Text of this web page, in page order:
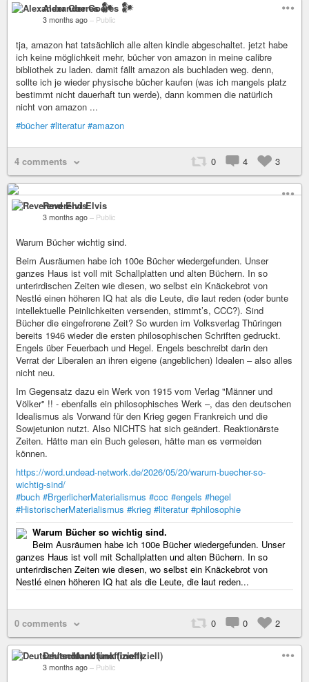
Alexander Goeres 𒀯
3 months ago – Public
tja, amazon hat tatsächlich alle alten kindle abgeschaltet. jetzt habe
ich keine möglichkeit mehr, bücher von amazon in meine calibre
bibliothek zu laden. damit fällt amazon als buchladen weg. denn,
sollte ich je wieder physische bücher kaufen (was ich mangels platz
bestimmt nicht dauerhaft tun werde), dann kommen die natürlich
nicht von amazon ...
#bücher #literatur #amazon
4 comments 0 4 3
Reverend Elvis
3 months ago – Public
Warum Bücher wichtig sind.
Beim Ausräumen habe ich 100e Bücher wiedergefunden. Unser
ganzes Haus ist voll mit Schallplatten und alten Büchern. In so
unterirdischen Zeiten wie diesen, wo selbst ein Knäckebrot von
Nestlé einen höheren IQ hat als die Leute, die laut reden (oder bunte
intellektuelle Peinlichkeiten versenden, stimmt’s, CCC?). Sind
Bücher die eingefrorene Zeit? So wurden im Volksverlag Thüringen
bereits 1946 wieder die ersten philosophischen Schriften gedruckt.
Engels über Feuerbach und Hegel. Engels beschreibt darin den
Verrat der Liberalen an ihren eigene (angeblichen) Idealen – also alles
nicht neu.
Im Gegensatz dazu ein Werk von 1915 vom Verlag "Männer und
Völker" !! - ebenfalls ein philosophisches Werk –, das den deutschen
Idealismus als Vorwand für den Krieg gegen Frankreich und die
Sowjetunion nutzt. Also NICHTS hat sich geändert. Reaktionärste
Zeiten. Hätte man ein Buch gelesen, hätte man es vermeiden
können.
https://word.undead-network.de/2026/05/20/warum-buecher-so-
wichtig-sind/
#buch #BrgerlicherMaterialismus #ccc #engels #hegel
#HistorischerMaterialismus #krieg #literatur #philosophie
Warum Bücher so wichtig sind.
Beim Ausräumen habe ich 100e Bücher wiedergefunden. Unser
ganzes Haus ist voll mit Schallplatten und alten Büchern. In so
unterirdischen Zeiten wie diesen, wo selbst ein Knäckebrot von
Nestlé einen höheren IQ hat als die Leute, die laut reden...
0 comments 0 0 2
Deutschlandfunk (inoffiziell)
3 months ago – Public